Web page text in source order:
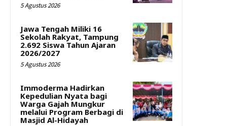
5 Agustus 2026
Jawa Tengah Miliki 16
Sekolah Rakyat, Tampung
2.692 Siswa Tahun Ajaran
2026/2027
5 Agustus 2026
Immoderma Hadirkan
Kepedulian Nyata bagi
Warga Gajah Mungkur
melalui Program Berbagi di
Masjid Al-Hidayah